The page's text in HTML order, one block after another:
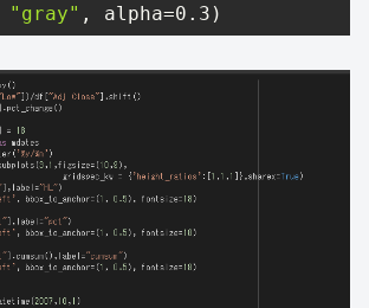
"gray" , alpha=0.3